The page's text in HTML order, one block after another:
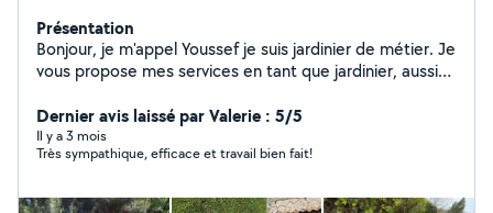
Présentation
Bonjour, je m'appel Youssef je suis jardinier de métier. Je
vous propose mes services en tant que jardinier, aussi
carrelage, montage de meuble, peinture
Dernier avis laissé par Valerie : 5/5
Il y a 3 mois
Très sympathique, efficace et travail bien fait!